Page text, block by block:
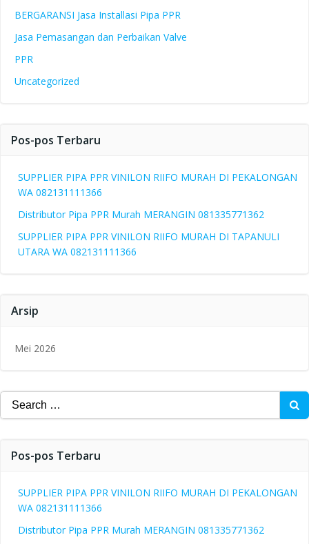
BERGARANSI Jasa Installasi Pipa PPR
Jasa Pemasangan dan Perbaikan Valve
PPR
Uncategorized
Pos-pos Terbaru
SUPPLIER PIPA PPR VINILON RIIFO MURAH DI PEKALONGAN
WA 082131111366
Distributor Pipa PPR Murah MERANGIN 081335771362
SUPPLIER PIPA PPR VINILON RIIFO MURAH DI TAPANULI
UTARA WA 082131111366
Arsip
Mei 2026
Search
for:
Pos-pos Terbaru
SUPPLIER PIPA PPR VINILON RIIFO MURAH DI PEKALONGAN
WA 082131111366
Distributor Pipa PPR Murah MERANGIN 081335771362